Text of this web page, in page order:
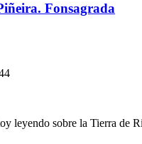
Fonsagrada
leyendo sobre la Tierra de